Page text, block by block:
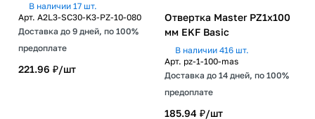
В наличии 17 шт.
Арт. A2L3-SC30-K3-PZ-10-080
Доставка до 9 дней, по 100%
предоплате
221.96 ₽/шт
Отвертка Master PZ1x100
мм EKF Basic
В наличии 416 шт.
Арт. pz-1-100-mas
Доставка до 14 дней, по 100%
предоплате
185.94 ₽/шт